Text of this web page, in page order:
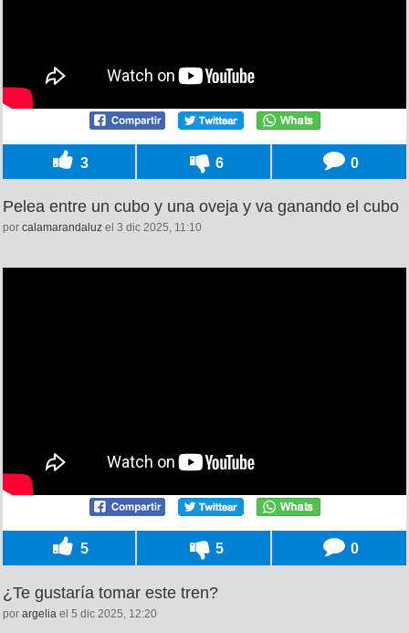
3 6 0
Pelea entre un cubo y una oveja y va ganando el cubo
por calamarandaluz el 3 dic 2025, 11:10
5 5 0
¿Te gustaría tomar este tren?
por argelia el 5 dic 2025, 12:20